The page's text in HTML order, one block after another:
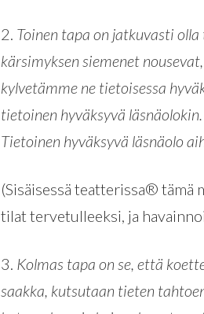
2. Toinen tapa on jatkuvasti
kärsimyksen siemenet
kylvetämme ne tietoisessa
tietoinen hyväksyvä
Tietoinen hyväksyvä läsnäolo
(Sisäisessä teatterissa® tämä
tilat tervetulleeksi, ja
3. Kolmas tapa on se, että
saakka, kutsutaan tieten